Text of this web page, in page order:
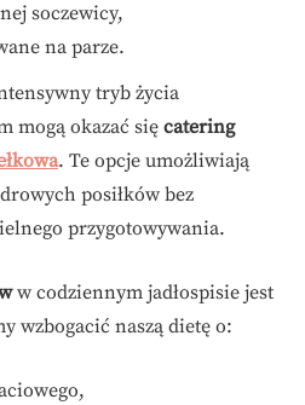
soczewicy,
na parze.
tryb życia
mogą okazać się catering
. Te opcje umożliwiają
posiłków bez
przygotowywania.
w codziennym jadłospisie jest
wzbogacić naszą dietę o: